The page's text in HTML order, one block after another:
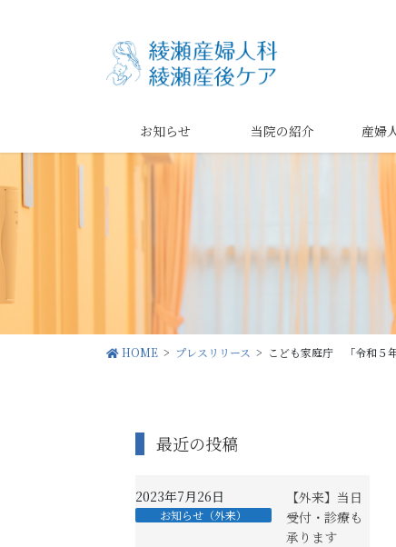
移
お知らせ 当院の紹介 産婦
HOME プレスリリース こども家庭庁 「令和５
最近の投稿
2023年7月26日
お知らせ（外来）
【外来】当日
受付・診療も
承ります